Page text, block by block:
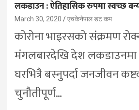
लकडाउन : ऐतिहासिक रुपमा स्वच्छ
March 30, 2020 एचकेनेपाल डट कम
कोरोना भाइरसको संक्रमण
मंगलबारदेखि देश
घरभित्रै बस्नुपर्दा जनजीवन
चुनौतीपूर्ण…